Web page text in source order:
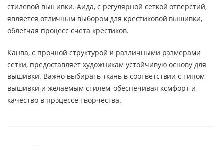
стилевой вышивки. Аида, с регулярной сеткой отверстий,
является отличным выбором для крестиковой вышивки,
облегчая процесс счета крестиков.
Канва, с прочной структурой и различными размерами
сетки, предоставляет художникам устойчивую основу для
вышивки. Важно выбирать ткань в соответствии с типом
вышивки и желаемым стилем, обеспечивая комфорт и
качество в процессе творчества.